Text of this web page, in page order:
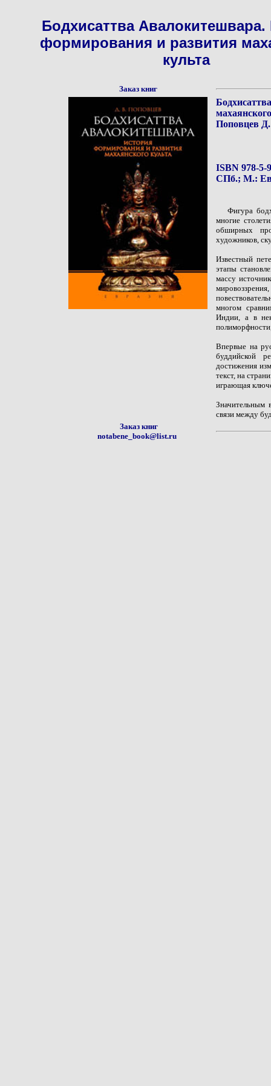
Бодхисаттва Авалокитешвара.
формирования и развития
культа
Заказ книг
Поповцев
ISBN 978-5-
СПб.; М.:
Фигура
многие
обширных
художников,
Известный
этапы
массу
многом
Индии, а в
Впервые на
буддийской
достижения
текст, на
играющая
Значительным
связи между
Заказ книг
notabene_book@list.ru